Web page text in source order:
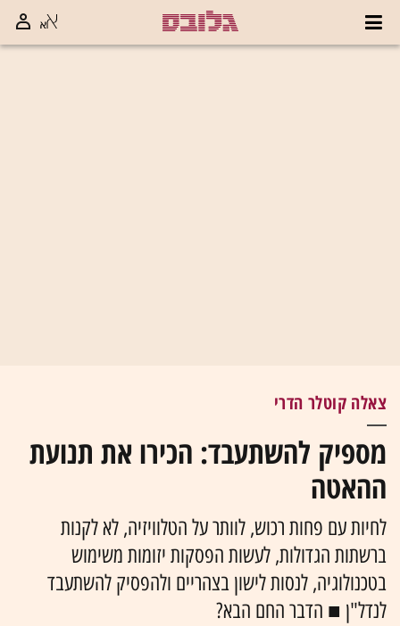
צאלה קוטלר הדרי
מספיק להשתעבד: הכירו את תנועת
ההאטה
לחיות עם פחות רכוש, לוותר על הטלוויזיה, לא לקנות
ברשתות הגדולות, לעשות הפסקות יזומות משימוש
בטכנולוגיה, לנסות לישון בצהריים ולהפסיק להשתעבד
לנדל"ן ■ הדבר החם הבא?